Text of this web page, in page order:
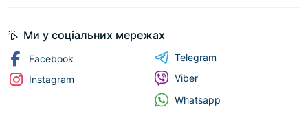
Ми у соціальних мережах
Facebook
Instagram
Telegram
Viber
Whatsapp